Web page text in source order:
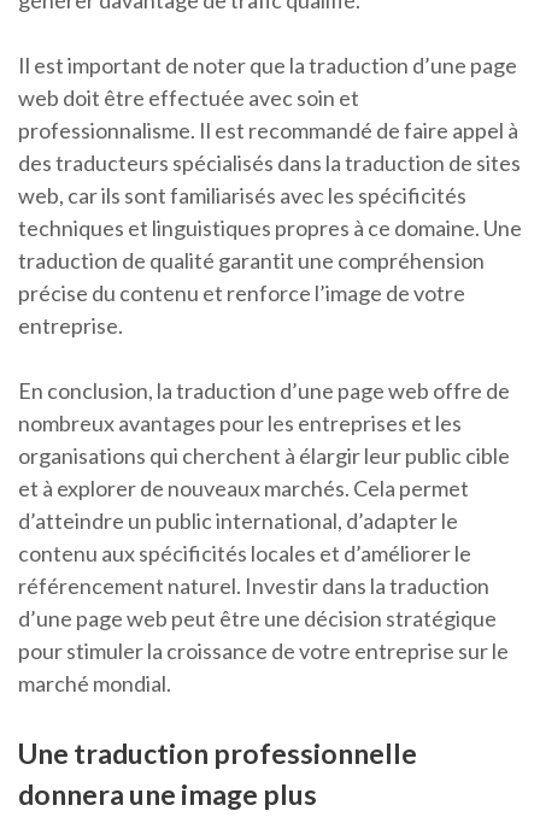
Il est important de noter que la traduction d’une page
web doit être effectuée avec soin et
professionnalisme. Il est recommandé de faire appel à
des traducteurs spécialisés dans la traduction de sites
web, car ils sont familiarisés avec les spécificités
techniques et linguistiques propres à ce domaine. Une
traduction de qualité garantit une compréhension
précise du contenu et renforce l’image de votre
entreprise.
En conclusion, la traduction d’une page web offre de
nombreux avantages pour les entreprises et les
organisations qui cherchent à élargir leur public cible
et à explorer de nouveaux marchés. Cela permet
d’atteindre un public international, d’adapter le
contenu aux spécificités locales et d’améliorer le
référencement naturel. Investir dans la traduction
d’une page web peut être une décision stratégique
pour stimuler la croissance de votre entreprise sur le
marché mondial.
Une traduction professionnelle
donnera une image plus